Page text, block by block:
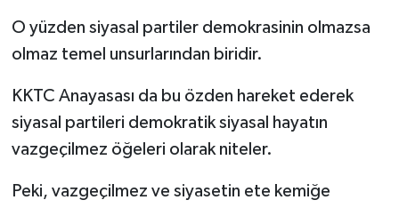
O yüzden siyasal partiler demokrasinin olmazsa
olmaz temel unsurlarından biridir.
KKTC Anayasası da bu özden hareket ederek
siyasal partileri demokratik siyasal hayatın
vazgeçilmez öğeleri olarak niteler.
Peki, vazgeçilmez ve siyasetin ete kemiğe